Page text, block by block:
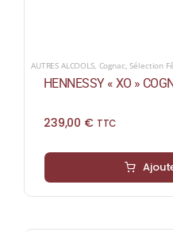
AUTRES ALCOOLS, Cognac ,Sélection
HENNESSY « XO »
239,00 € TTC